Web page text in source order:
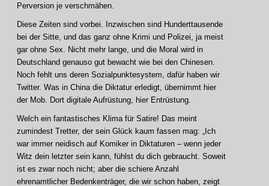
Perversion je verschmähen.
Diese Zeiten sind vorbei. Inzwischen sind Hunderttausende
bei der Sitte, und das ganz ohne Krimi und Polizei, ja meist
gar ohne Sex. Nicht mehr lange, und die Moral wird in
Deutschland genauso gut bewacht wie bei den Chinesen.
Noch fehlt uns deren Sozialpunktesystem, dafür haben wir
Twitter. Was in China die Diktatur erledigt, übernimmt hier
der Mob. Dort digitale Aufrüstung, hier Entrüstung.
Welch ein fantastisches Klima für Satire! Das meint
zumindest Tretter, der sein Glück kaum fassen mag: „Ich
war immer neidisch auf Komiker in Diktaturen – wenn jeder
Witz dein letzter sein kann, fühlst du dich gebraucht. Soweit
ist es zwar noch nicht; aber die schiere Anzahl
ehrenamtlicher Bedenkenträger, die wir schon haben, zeigt